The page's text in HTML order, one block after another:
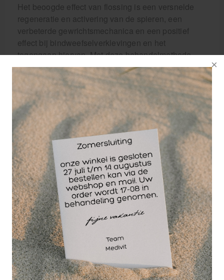
Het beoogde effect van flossing is een versnelde
regeneratie en activering van de spieren, een
verbeterde gewrichtsmechanica en een positief
effect bij bindweefselverklevingen en het
tegengaan hiervan. Met deze behandelmethode
worden verbazingwekkende resultaten bereikt.
Flossing is afkomstig uit de topsport. Steeds meer
therapeuten maken inmiddels gebruik van deze
methode bij de behandeling van diverse klachten.
Je kunt op verschillende manieren diverse
lichaamsonderdelen behandelen met deze latex
Flossbanden met direct resultaat. De smallere
banden van 2,5 cm worden gebruikt voor kleinere
lichaamsdelen zoals bijvoorbeeld bij vingers.
Wikkel de band met opbouwende spanning om het
te behandelen gebied (begin en einde met minder
spanning). Per wikkelslag bedek je ongeveer 50%
van de voorgaande slag. Laat de band ongeveer
twee minuten zitten terwijl je cliënt zijn/haar
oefeningen doet. Vervolgens de band verwijderen
en je cliënt laten bewegen (actief of passief), zodat
de doorbloeding met een “boost” op gang komt. Dit